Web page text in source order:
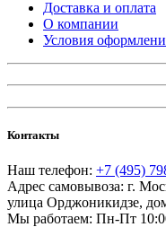
Доставка и оплата
О компании
Условия
Контакты
Наш телефон: +7 (495)
Адрес самовывоза: г.
улица Орджоникидзе,
Мы работаем: Пн-Пт